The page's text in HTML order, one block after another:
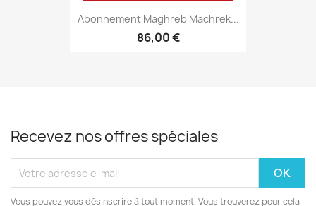
Abonnement Maghreb Machrek...
86,00 €
Recevez nos offres spéciales
Vous pouvez vous désinscrire à tout moment. Vous trouverez pour cela